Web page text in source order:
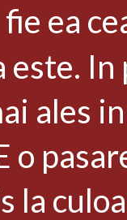
fie ea
este.
ales
o
la